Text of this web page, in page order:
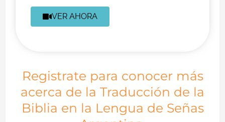
VER AHORA
Registrate para conocer más
acerca de la Traducción de la
Biblia en la Lengua de Señas